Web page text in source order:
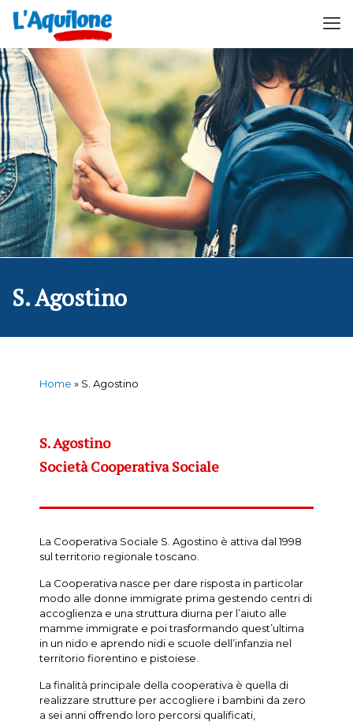
S. Agostino
Home » S. Agostino
S. Agostino
Società Cooperativa Sociale
La Cooperativa Sociale S. Agostino è attiva dal 1998
sul territorio regionale toscano.
La Cooperativa nasce per dare risposta in particolar
modo alle donne immigrate prima gestendo centri di
accoglienza e una struttura diurna per l’aiuto alle
mamme immigrate e poi trasformando quest’ultima
in un nido e aprendo nidi e scuole dell’infanzia nel
territorio fiorentino e pistoiese.
La finalità principale della cooperativa è quella di
realizzare strutture per accogliere i bambini da zero
a sei anni offrendo loro percorsi qualificati,